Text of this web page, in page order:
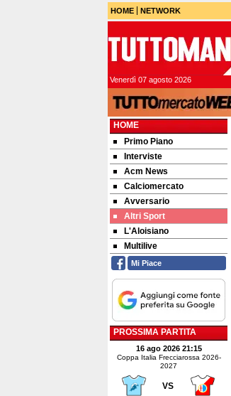
HOME NETWORK
Venerdì 07 agosto 2026
HOME
Primo Piano
Interviste
Acm News
Calciomercato
Avversario
Altri Sport
L'Aloisiano
Multilive
Mi Piace
PROSSIMA PARTITA
16 ago 2026 21:15
Coppa Italia Frecciarossa 2026-
2027
VS